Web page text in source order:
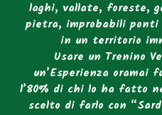
laghi, vallate, foreste,
pietra, improbabili ponti
in un territorio
Usare un Trenino
un’Esperienza oramai
l’80% di chi lo ha fatto
scelto di farlo con